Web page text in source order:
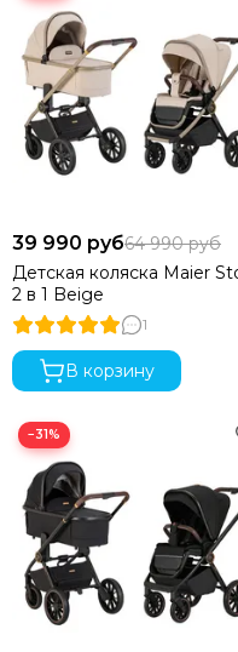
39 990 руб64 990 руб
Детская коляска Maier
2 в 1 Beige
1
В корзину
−31%